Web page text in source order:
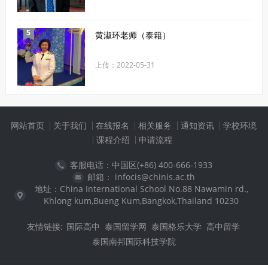
5 黄淑环老师（泰籍）
上传：2022-05-31
网站首页 关于我们 在线报名 相关服务 通知资讯
学校环境
课程介绍
申请流程
客服电话：中国区(+86) 400-666-1933
邮箱： infocis@chinis.ac.th
地址：China International School No.88 Nawamin rd.,
Khlong kum,Bueng Kum,Bangkok,Thailand 10230
友情链接: 国际高中 泰国留学网 泰国格乐大学 高中留学
泰国南邦国际科技学院